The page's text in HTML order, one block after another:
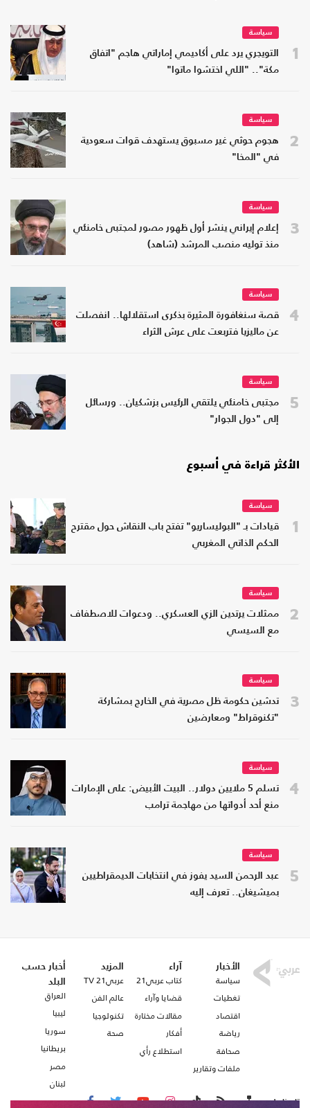
1
سياسة
التويجري يرد على أكاديمي إماراتي هاجم "اتفاق
مكة".. "اللي اختشوا ماتوا"
2
سياسة
هجوم حوثي غير مسبوق يستهدف قوات سعودية
في "المخا"
3
سياسة
إعلام إيراني ينشر أول ظهور مصور لمجتبى خامنئي
منذ توليه منصب المرشد (شاهد)
4
سياسة
قصة سنغافورة المثيرة بذكرى استقلالها.. انفصلت
عن ماليزيا فتربعت على عرش الثراء
5
سياسة
مجتبى خامنئي يلتقي الرئيس بزشكيان.. ورسائل
إلى "دول الجوار"
الأكثر قراءة في أسبوع
1
سياسة
قيادات بـ "البوليساريو" تفتح باب النقاش حول مقترح
الحكم الذاتي المغربي
2
سياسة
ممثلات يرتدين الزي العسكري.. ودعوات للاصطفاف
مع السيسي
3
سياسة
تدشين حكومة ظل مصرية في الخارج بمشاركة
"تكنوقراط" ومعارضين
4
سياسة
تسلم 5 ملايين دولار.. البيت الأبيض: على الإمارات
منع أحد أدواتها من مهاجمة ترامب
5
سياسة
عبد الرحمن السيد يفوز في انتخابات الديمقراطيين
بميشيغان.. تعرف إليه
الأخبار
سياسة
تغطيات
اقتصاد
رياضة
صحافة
ملفات وتقارير
آراء
كتاب عربي21
قضايا وآراء
مقالات مختارة
أفكار
استطلاع رأي
المزيد
عربي21 TV
عالم الفن
تكنولوجيا
صحة
أخبار حسب
البلد
العراق
ليبيا
سوريا
بريطانيا
مصر
لبنان
تابعنا على